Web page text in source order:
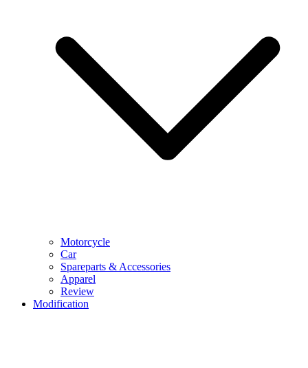
Motorcycle
Car
Spareparts & Accessories
Apparel
Review
Modification